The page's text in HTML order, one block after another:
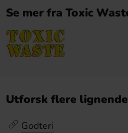
Se mer fra Toxic
Utforsk flere lignende
Godteri